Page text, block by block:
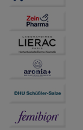
anzuzeigen
betreiben.
Statistik &
unserer
Website
auf unserer
Drittseiten
Bitte
Dritte wie
übertragen